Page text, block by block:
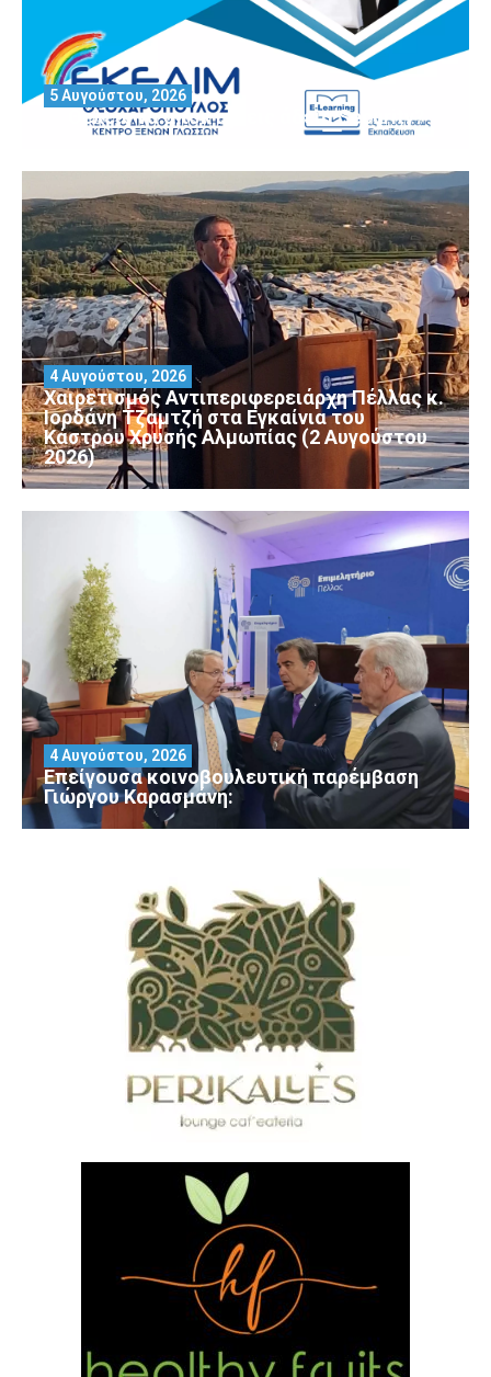
Θέλεις να αποκτήσεις άδεια Security?
5 Αυγούστου, 2026
Χαιρετισμός Αντιπεριφερειάρχη Πέλλας κ.
Ιορδάνη Τζαμτζή στα Εγκαίνια του
Κάστρου Χρυσής Αλμωπίας (2 Αυγούστου
2026)
4 Αυγούστου, 2026
Επείγουσα κοινοβουλευτική παρέμβαση
Γιώργου Καρασμάνη:
4 Αυγούστου, 2026